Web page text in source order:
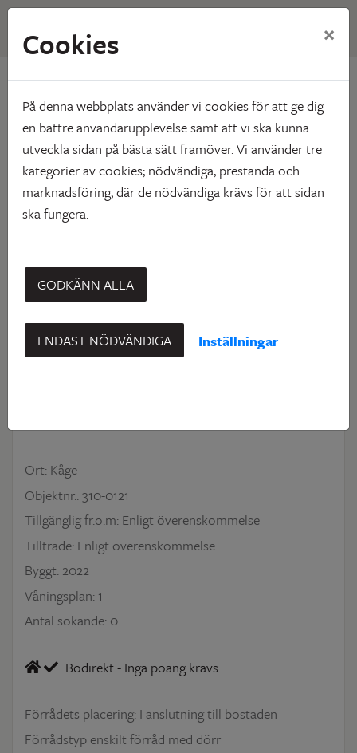
Hem Ledigt just nu Ulriksgatan 111
Ulriksgatan 111
Kåge
'
3 r o kök
Ort: Kåge
Objektnr.: 310-0121
Tillgänglig fr.o.m: Enligt överenskommelse
Tillträde: Enligt överenskommelse
Byggt: 2022
Våningsplan: 1
Antal sökande: 0
Bodirekt - Inga poäng krävs
Förrådets placering: I anslutning till bostaden
Förrådstyp enskilt förråd med dörr
Cookies ×
På denna webbplats använder vi cookies för att ge dig
en bättre användarupplevelse samt att vi ska kunna
utveckla sidan på bästa sätt framöver. Vi använder tre
kategorier av cookies; nödvändiga, prestanda och
marknadsföring, där de nödvändiga krävs för att sidan
ska fungera.
GODKÄNN ALLA
ENDAST NÖDVÄNDIGA Inställningar